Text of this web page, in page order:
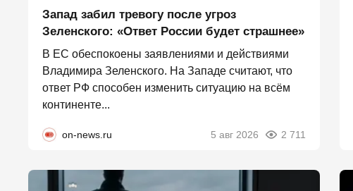
Запад забил тревогу после угроз
Зеленского: «Ответ России будет страшнее»
В ЕС обеспокоены заявлениями и действиями
Владимира Зеленского. На Западе считают, что
ответ РФ способен изменить ситуацию на всём
континенте...
on-news.ru 5 авг 2026 2 711